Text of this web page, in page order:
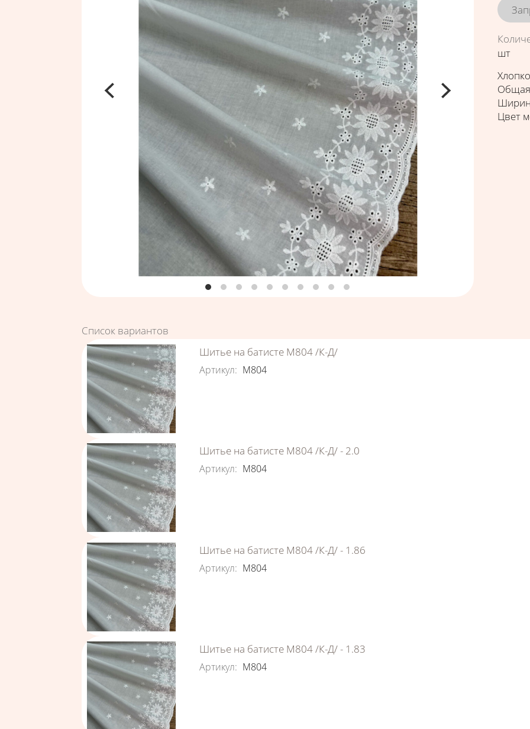
шт
Цвет
Список вариантов
Шитье на батисте М804 /К-Д/
Артикул: М804
Шитье на батисте М804 /К-Д/ - 2.0
Артикул: М804
Шитье на батисте М804 /К-Д/ - 1.86
Артикул: М804
Шитье на батисте М804 /К-Д/ - 1.83
Артикул: М804